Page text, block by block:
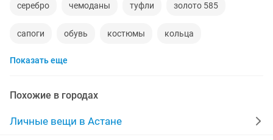
серебро чемоданы туфли золото 585
сапоги обувь костюмы кольца
норковые шубы новые
инвалидные коляски
Показать еще
Похожие в городах
Личные вещи в Астане